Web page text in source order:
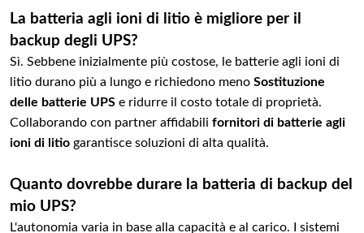
La batteria agli ioni di litio è migliore per il
backup degli UPS?
Sì. Sebbene inizialmente più costose, le batterie agli ioni di
litio durano più a lungo e richiedono meno Sostituzione
delle batterie UPS e ridurre il costo totale di proprietà.
Collaborando con partner affidabili fornitori di batterie agli
ioni di litio garantisce soluzioni di alta qualità.
Quanto dovrebbe durare la batteria di backup del
mio UPS?
L'autonomia varia in base alla capacità e al carico. I sistemi